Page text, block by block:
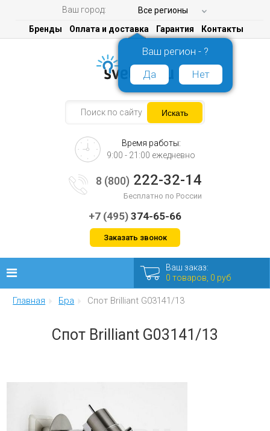
Ваш город: Все регионы
Ваш регион - ?
Да
Нет
Бренды Оплата и доставка Гарантия Контакты
Время работы:
9:00 - 21:00 ежедневно
8 (800) 222-32-14
Бесплатно по России
+7 (495) 374-65-66
Заказать звонок
Люстры
Распродажа
Ваш заказ:
0 товаров, 0 руб
Главная Бра Спот Brilliant G03141/13
Спот Brilliant G03141/13